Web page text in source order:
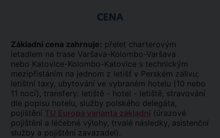
CENA
Základní cena zahrnuje: přelet charterovým
letadlem na trase Varšava-Kolombo-Varšava
nebo Katovice-Kolombo-Katovice s technickým
mezipřistáním na jednom z letišť v Perském zálivu;
letištní taxy, ubytování ve vybraném hotelu (10 nebo
11 nocí), transfery: letiště - hotel - letiště, stravování
dle popisu hotelu, služby polského delegáta,
pojištění TU Europa varianta základní (úrazové
pojištění a léčebné výlohy, trvalé následky, asistenční
služby a pojištění zavazadel).